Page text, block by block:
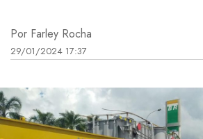
Por Farley Rocha
29/01/2024 17:37